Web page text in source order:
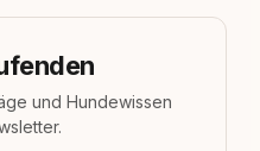
und Hundewissen